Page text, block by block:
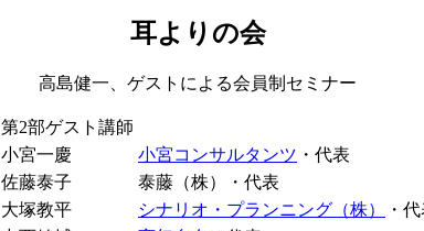
耳よりの会
高島健一、ゲストによる会員制セミナー
第2部ゲスト講師
小宮一慶 小宮コンサルタンツ ・代表
佐藤泰子
泰藤（株）・代表
大塚教平 シナリオ・プランニング（株）
・